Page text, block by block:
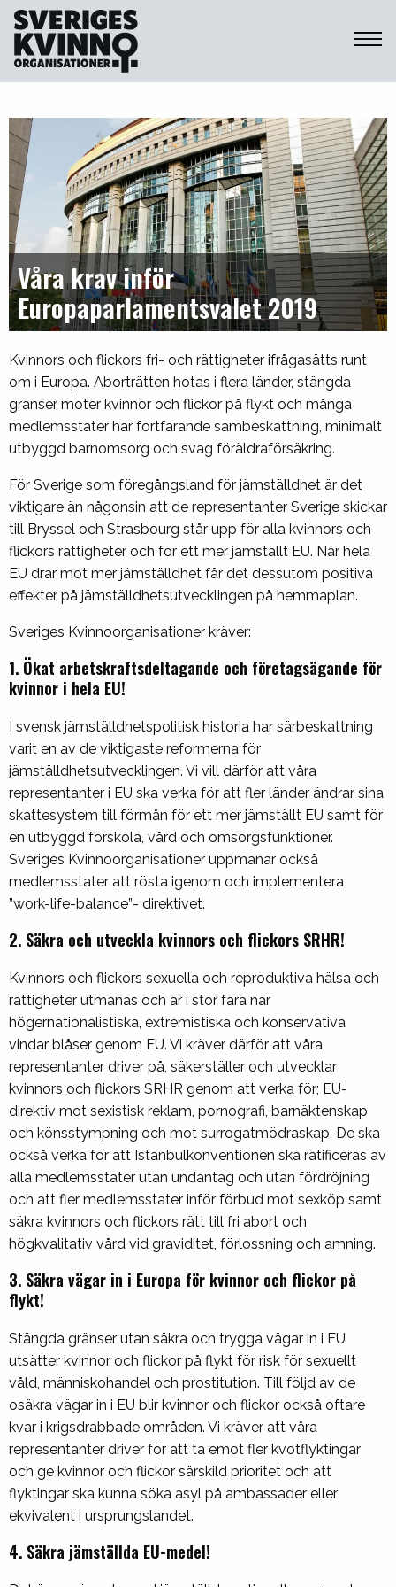
Sveriges Kvinnoorganisationer
Våra krav inför
Europaparlamentsvalet 2019
Kvinnors och flickors fri- och rättigheter ifrågasätts runt
om i Europa. Aborträtten hotas i flera länder, stängda
gränser möter kvinnor och flickor på flykt och många
medlemsstater har fortfarande sambeskattning, minimalt
utbyggd barnomsorg och svag föräldraförsäkring.
För Sverige som föregångsland för jämställdhet är det
viktigare än någonsin att de representanter Sverige skickar
till Bryssel och Strasbourg står upp för alla kvinnors och
flickors rättigheter och för ett mer jämställt EU. När hela
EU drar mot mer jämställdhet får det dessutom positiva
effekter på jämställdhetsutvecklingen på hemmaplan.
Sveriges Kvinnoorganisationer kräver:
1. Ökat arbetskraftsdeltagande och företagsägande för
kvinnor i hela EU!
I svensk jämställdhetspolitisk historia har särbeskattning
varit en av de viktigaste reformerna för
jämställdhetsutvecklingen. Vi vill därför att våra
representanter i EU ska verka för att fler länder ändrar sina
skattesystem till förmån för ett mer jämställt EU samt för
en utbyggd förskola, vård och omsorgsfunktioner.
Sveriges Kvinnoorganisationer uppmanar också
medlemsstater att rösta igenom och implementera
”work-life-balance”- direktivet.
2. Säkra och utveckla kvinnors och flickors SRHR!
Kvinnors och flickors sexuella och reproduktiva hälsa och
rättigheter utmanas och är i stor fara när
högernationalistiska, extremistiska och konservativa
vindar blåser genom EU. Vi kräver därför att våra
representanter driver på, säkerställer och utvecklar
kvinnors och flickors SRHR genom att verka för; EU-
direktiv mot sexistisk reklam, pornografi, barnäktenskap
och könsstympning och mot surrogatmödraskap. De ska
också verka för att Istanbulkonventionen ska ratificeras av
alla medlemsstater utan undantag och utan fördröjning
och att fler medlemsstater inför förbud mot sexköp samt
säkra kvinnors och flickors rätt till fri abort och
högkvalitativ vård vid graviditet, förlossning och amning.
3. Säkra vägar in i Europa för kvinnor och flickor på
flykt!
Stängda gränser utan säkra och trygga vägar in i EU
utsätter kvinnor och flickor på flykt för risk för sexuellt
våld, människohandel och prostitution. Till följd av de
osäkra vägar in i EU blir kvinnor och flickor också oftare
kvar i krigsdrabbade områden. Vi kräver att våra
representanter driver för att ta emot fler kvotflyktingar
och ge kvinnor och flickor särskild prioritet och att
flyktingar ska kunna söka asyl på ambassader eller
ekvivalent i ursprungslandet.
4. Säkra jämställda EU-medel!